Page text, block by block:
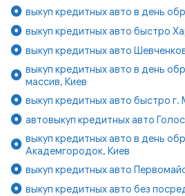
выкуп кредитных авто в день
выкуп кредитных авто быстро
выкуп кредитных авто
выкуп кредитных авто в день
массив, Киев
выкуп кредитных авто быстро г.
автовыкуп кредитных авто
выкуп кредитных авто в день
Академгородок, Киев
выкуп кредитных авто
выкуп кредитных авто без